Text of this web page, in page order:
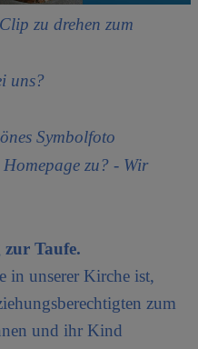
zu drehen zum
uns?
Symbolfoto
zu? - Wir
zur Taufe.
in unserer Kirche ist,
zum
und ihr Kind